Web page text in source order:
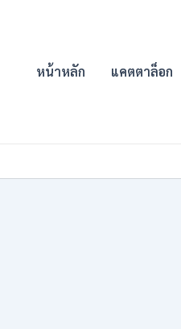
หน้าหลัก
แคตตาล็อก